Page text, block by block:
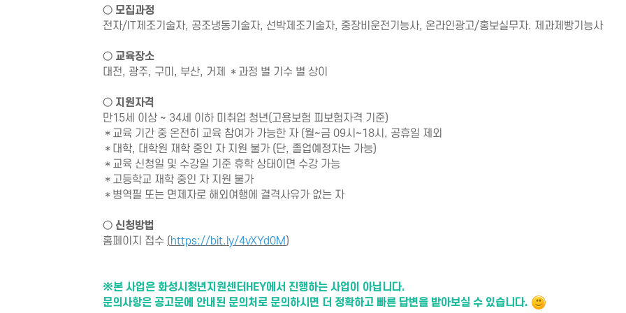
○ 모집과정
전자/IT제조기술자, 공조냉동기술자, 선박제조기술자, 중장비운전기능사, 온라인광고/홍보실무자. 제과제빵기능사
○ 교육장소
대전, 광주, 구미, 부산, 거제 ＊과정 별 기수 별 상이
○ 지원자격
만15세 이상 ~ 34세 이하 미취업 청년(고용보험 피보험자격 기준)
＊교육 기간 중 온전히 교육 참여가 가능한 자 (월~금 09시~18시, 공휴일 제외
＊대학, 대학원 재학 중인 자 지원 불가 (단, 졸업예정자는 가능)
＊교육 신청일 및 수강일 기준 휴학 상태이면 수강 가능
＊고등학교 재학 중인 자 지원 불가
＊병역필 또는 면제자로 해외여행에 결격사유가 없는 자
○ 신청방법
홈페이지 접수 (https://bit.ly/4vXYd0M)
※본 사업은 화성시청년지원센터HEY에서 진행하는 사업이 아닙니다.
문의사항은 공고문에 안내된 문의처로 문의하시면 더 정확하고 빠른 답변을 받아보실 수 있습니다.